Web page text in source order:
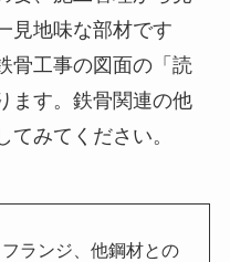
見地味な部材です
骨工事の図面の「読
ます。鉄骨関連の他
みてください。
ランジ、他鋼材との